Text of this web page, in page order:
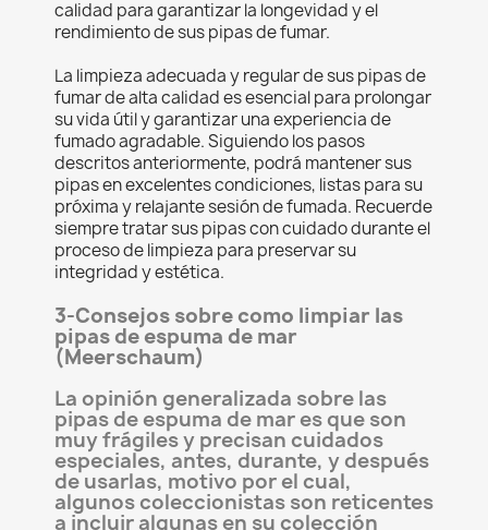
calidad para garantizar la longevidad y el
rendimiento de sus pipas de fumar.
La limpieza adecuada y regular de sus pipas de
fumar de alta calidad es esencial para prolongar
su vida útil y garantizar una experiencia de
fumado agradable. Siguiendo los pasos
descritos anteriormente, podrá mantener sus
pipas en excelentes condiciones, listas para su
próxima y relajante sesión de fumada. Recuerde
siempre tratar sus pipas con cuidado durante el
proceso de limpieza para preservar su
integridad y estética.
3-Consejos sobre como limpiar las
pipas de espuma de mar
(Meerschaum)
La opinión generalizada sobre las
pipas de espuma de mar es que son
muy frágiles y precisan cuidados
especiales, antes, durante, y después
de usarlas, motivo por el cual,
algunos coleccionistas son reticentes
a incluir algunas en su colección